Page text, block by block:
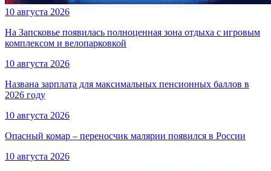
10 августа 2026
На Запсковье появилась полноценная зона отдыха с игровым
комплексом и велопарковкой
10 августа 2026
Названа зарплата для максимальных пенсионных баллов в
2026 году
10 августа 2026
Опасный комар – переносчик малярии появился в России
10 августа 2026